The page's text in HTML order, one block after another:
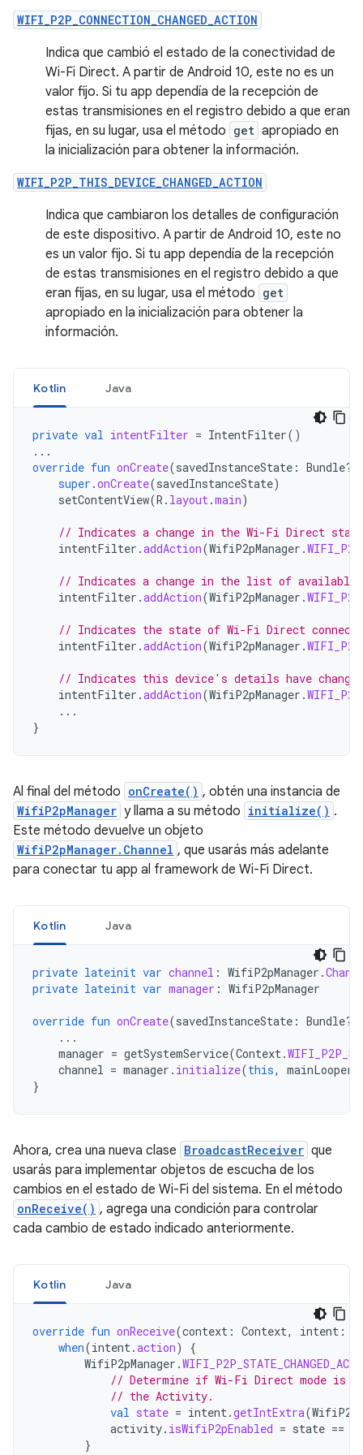
WIFI_P2P_CONNECTION_CHANGED_ACTION
Indica que cambió el estado de la conectividad de
Wi-Fi Direct. A partir de Android 10, este no es un
valor fijo. Si tu app dependía de la recepción de
estas transmisiones en el registro debido a que eran
fijas, en su lugar, usa el método get apropiado en
la inicialización para obtener la información.
WIFI_P2P_THIS_DEVICE_CHANGED_ACTION
Indica que cambiaron los detalles de configuración
de este dispositivo. A partir de Android 10, este no
es un valor fijo. Si tu app dependía de la recepción
de estas transmisiones en el registro debido a que
eran fijas, en su lugar, usa el método get
apropiado en la inicialización para obtener la
información.
Kotlin Java
private val intentFilter = IntentFilter()
...
override fun onCreate(savedInstanceState : Bundle?)
super .onCreate(savedInstanceState)
setContentView(R . layout.main)
// Indicates a change in the Wi-Fi Direct
intentFilter .addAction(WifiP2pManager .
// Indicates a change in the list of available
intentFilter .addAction(WifiP2pManager .
// Indicates the state of Wi-Fi Direct
intentFilter .addAction(WifiP2pManager .
// Indicates this device's details have
intentFilter .addAction(WifiP2pManager .
...
}
Al final del método onCreate() , obtén una instancia de
WifiP2pManager y llama a su método initialize() .
Este método devuelve un objeto
WifiP2pManager.Channel , que usarás más adelante
para conectar tu app al framework de Wi-Fi Direct.
Kotlin Java
private lateinit var channel : WifiP2pManager .
private lateinit var manager : WifiP2pManager
override fun onCreate(savedInstanceState : Bundle?)
...
manager = getSystemService(Context.
channel = manager . initialize(this, mainLooper
}
Ahora, crea una nueva clase BroadcastReceiver que
usarás para implementar objetos de escucha de los
cambios en el estado de Wi-Fi del sistema. En el método
onReceive() , agrega una condición para controlar
cada cambio de estado indicado anteriormente.
Kotlin Java
override fun onReceive(context : Context, intent :
when(intent.action)
{
WifiP2pManager .
// Determine if Wi-Fi Direct mode is
// the Activity.
val state = intent.getIntExtra(
activity. isWifiP2pEnabled = state ==
}